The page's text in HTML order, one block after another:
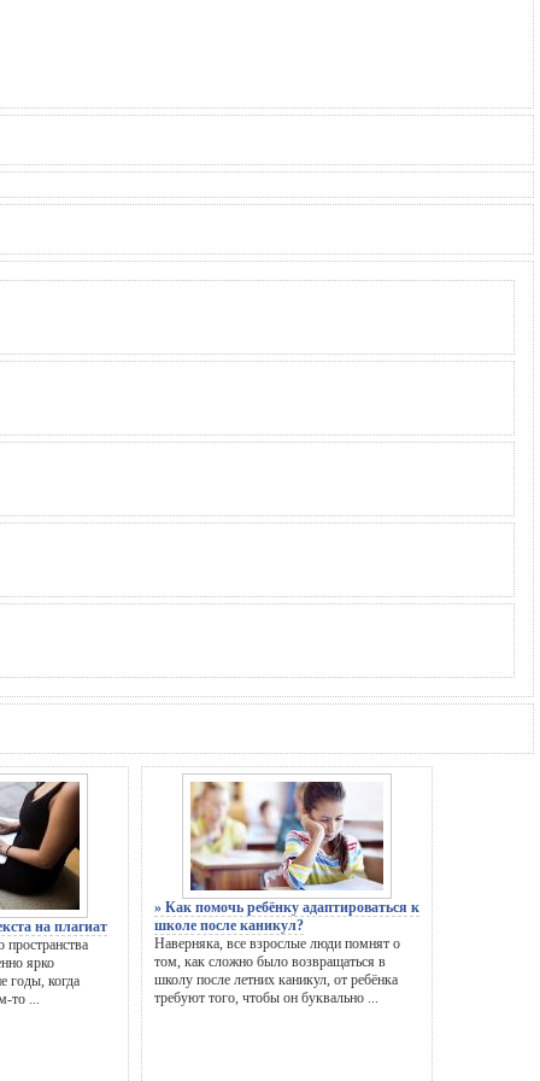
на плагиат
пространства
ярко
годы, когда
то ...
» Как помочь ребёнку адаптироваться к
школе после каникул?
Наверняка, все взрослые люди помнят о
том, как сложно было возвращаться в
школу после летних каникул, от ребёнка
требуют того, чтобы он буквально ...